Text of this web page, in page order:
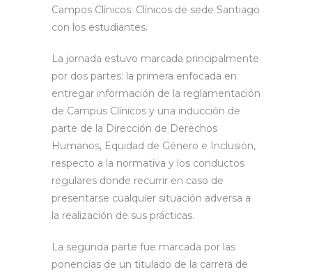
Campos Clínicos. Clínicos de sede Santiago
con los estudiantes.
La jornada estuvo marcada principalmente
por dos partes: la primera enfocada en
entregar información de la reglamentación
de Campus Clínicos y una inducción de
parte de la Dirección de Derechos
Humanos, Equidad de Género e Inclusión,
respecto a la normativa y los conductos
regulares donde recurrir en caso de
presentarse cualquier situación adversa a
la realización de sus prácticas.
La segunda parte fue marcada por las
ponencias de un titulado de la carrera de